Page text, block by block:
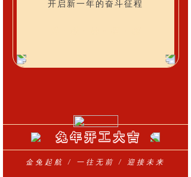
开启新一年的奋斗征程
兔年开工大吉
金兔起航 / 一往无前 / 迎接未来